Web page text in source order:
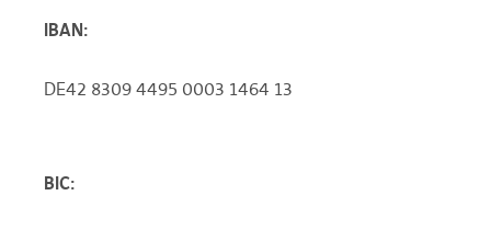
IBAN:
DE42 8309 4495 0003 1464 13
BIC: